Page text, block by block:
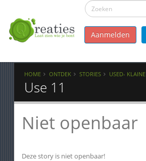
Aanmelden
HOME ONTDEK STORIES USED- KLAINE
Use 11
Niet openbaar
Deze story is niet openbaar!